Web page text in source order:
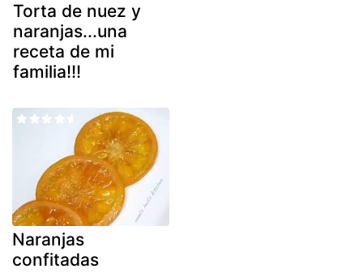
Torta de nuez y
naranjas...una
receta de mi
familia!!!
Naranjas
confitadas